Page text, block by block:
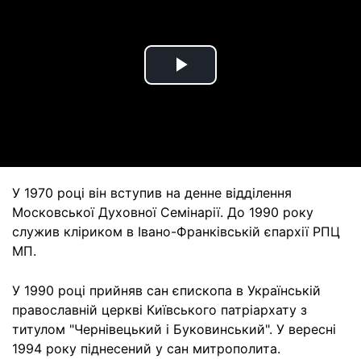
Play
У 1970 році він вступив на денне відділення
Московської Духовної Семінарії. До 1990 року
служив кліриком в Івано-Франківській єпархії РПЦ
МП.
У 1990 році прийняв сан єпископа в Українській
православній церкві Київського патріархату з
титулом "Чернівецький і Буковинський". У вересні
1994 року піднесений у сан митрополита.